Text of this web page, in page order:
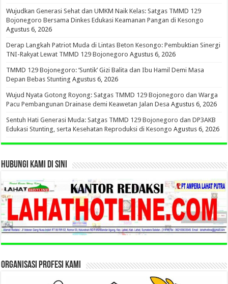
Wujudkan Generasi Sehat dan UMKM Naik Kelas: Satgas TMMD 129
Bojonegoro Bersama Dinkes Edukasi Keamanan Pangan di Kesongo
Agustus 6, 2026
Derap Langkah Patriot Muda di Lintas Beton Kesongo: Pembuktian Sinergi
TNI-Rakyat Lewat TMMD 129 Bojonegoro Agustus 6, 2026
TMMD 129 Bojonegoro: ‘Suntik’ Gizi Balita dan Ibu Hamil Demi Masa
Depan Bebas Stunting Agustus 6, 2026
Wujud Nyata Gotong Royong: Satgas TMMD 129 Bojonegoro dan Warga
Pacu Pembangunan Drainase demi Keawetan Jalan Desa Agustus 6, 2026
Sentuh Hati Generasi Muda: Satgas TMMD 129 Bojonegoro dan DP3AKB
Edukasi Stunting, serta Kesehatan Reproduksi di Kesongo Agustus 6, 2026
HUBUNGI KAMI DI SINI
ORGANISASI PROFESI KAMI